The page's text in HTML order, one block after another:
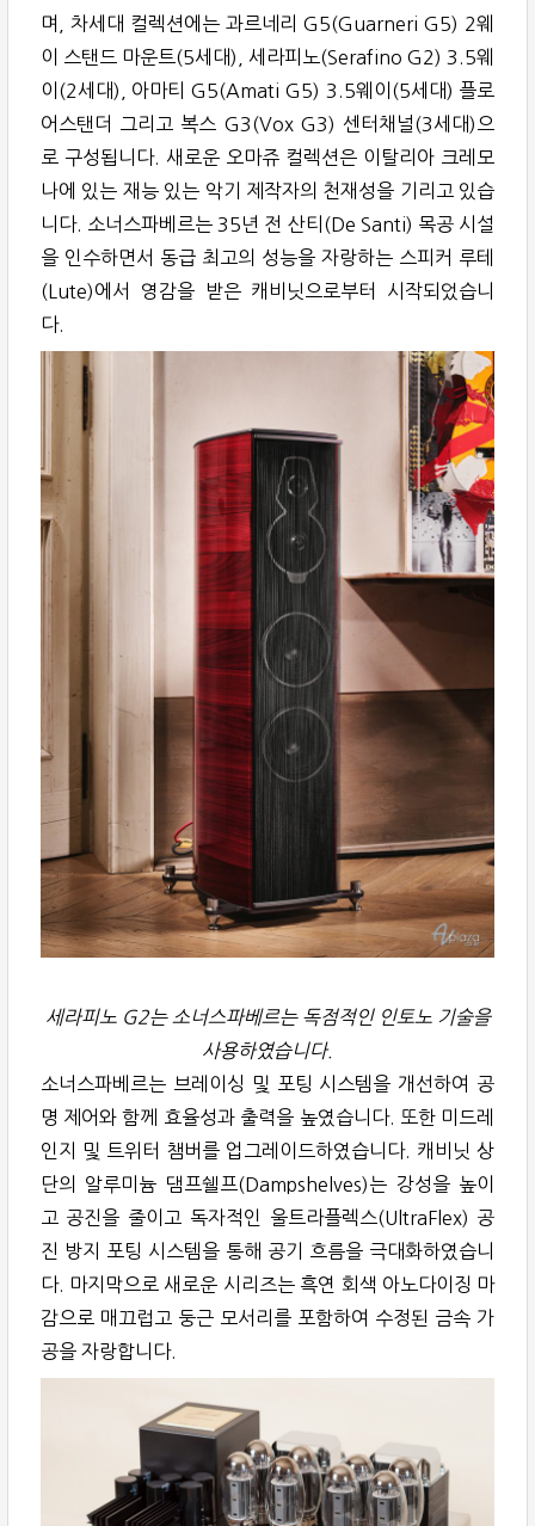
며, 차세대 컬렉션에는 과르네리 G5(Guarneri G5) 2웨
이 스탠드 마운트(5세대), 세라피노(Serafino G2) 3.5웨
이(2세대), 아마티 G5(Amati G5) 3.5웨이(5세대) 플로
어스탠더 그리고 복스 G3(Vox G3) 센터채널(3세대)으
로 구성됩니다. 새로운 오마쥬 컬렉션은 이탈리아 크레모
나에 있는 재능 있는 악기 제작자의 천재성을 기리고 있습
니다. 소너스파베르는 35년 전 산티(De Santi) 목공 시설
을 인수하면서 동급 최고의 성능을 자랑하는 스피커 루테
(Lute)에서 영감을 받은 캐비닛으로부터 시작되었습니
다.
세라피노 G2는 소너스파베르는 독점적인 인토노 기술을
사용하였습니다.
소너스파베르는 브레이싱 및 포팅 시스템을 개선하여 공
명 제어와 함께 효율성과 출력을 높였습니다. 또한 미드레
인지 및 트위터 챔버를 업그레이드하였습니다. 캐비닛 상
단의 알루미늄 댐프쉘프(Dampshelves)는 강성을 높이
고 공진을 줄이고 독자적인 울트라플렉스(UltraFlex) 공
진 방지 포팅 시스템을 통해 공기 흐름을 극대화하였습니
다. 마지막으로 새로운 시리즈는 흑연 회색 아노다이징 마
감으로 매끄럽고 둥근 모서리를 포함하여 수정된 금속 가
공을 자랑합니다.